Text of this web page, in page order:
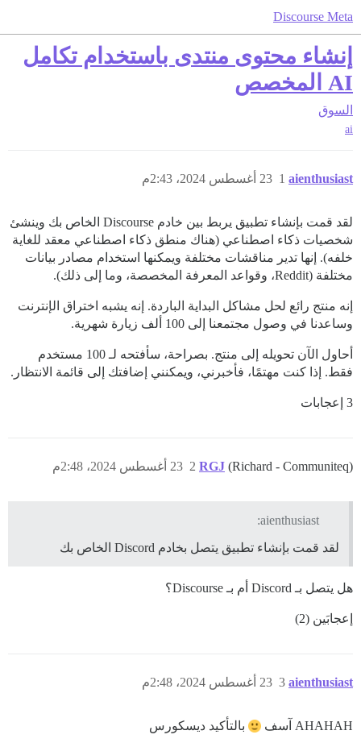
Discourse Meta
إنشاء محتوى منتدى باستخدام تكامل
AI المخصص
السوق
ai
aienthusiast 23 أغسطس 2024، 2:43م 1
لقد قمت بإنشاء تطبيق يربط بين خادم Discourse الخاص بك وينشئ
شخصيات ذكاء اصطناعي (هناك منطق ذكاء اصطناعي معقد للغاية
خلفه). إنها تدير مناقشات مختلفة ويمكنها استخدام مصادر بيانات
مختلفة (Reddit، وقواعد المعرفة المخصصة، وما إلى ذلك).
إنه منتج رائع لحل مشاكل البداية الباردة. إنه يشبه اختراق الإنترنت
وساعدنا في وصول مجتمعنا إلى 100 ألف زيارة شهرية.
أحاول الآن تحويله إلى منتج. بصراحة، سأفتحه لـ 100 مستخدم
فقط. إذا كنت مهتمًا، فأخبرني، ويمكنني إضافتك إلى قائمة الانتظار.
3 إعجابات
RGJ (Richard - Communiteq) 23 أغسطس 2024، 2:48م 2
aienthusiast:
لقد قمت بإنشاء تطبيق يتصل بخادم Discord الخاص بك
هل يتصل بـ Discord أم بـ Discourse؟
إعجابَين (2)
aienthusiast 23 أغسطس 2024، 2:48م 3
AHAHAH آسف بالتأكيد ديسكورس